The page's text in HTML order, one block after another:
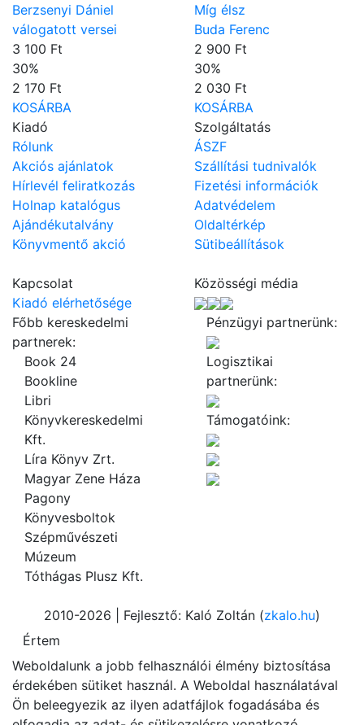
Berzsenyi Dániel
válogatott versei
3 100 Ft
30%
2 170 Ft
KOSÁRBA
Míg élsz
Buda Ferenc
2 900 Ft
30%
2 030 Ft
KOSÁRBA
Kiadó
Rólunk
Akciós ajánlatok
Hírlevél feliratkozás
Holnap katalógus
Ajándékutalvány
Könyvmentő akció
Szolgáltatás
ÁSZF
Szállítási tudnivalók
Fizetési információk
Adatvédelem
Oldaltérkép
Sütibeállítások
Kapcsolat
Kiadó elérhetősége
Közösségi média
Főbb kereskedelmi
partnerek:
Book 24
Bookline
Libri
Könyvkereskedelmi
Kft.
Líra Könyv Zrt.
Magyar Zene Háza
Pagony
Könyvesboltok
Szépművészeti
Múzeum
Tóthágas Plusz Kft.
Pénzügyi partnerünk:
Logisztikai
partnerünk:
Támogatóink:
2010-2026 | Fejlesztő: Kaló Zoltán (zkalo.hu)
Weboldalunk a jobb felhasználói élmény biztosítása
érdekében sütiket használ. A Weboldal használatával
Ön beleegyezik az ilyen adatfájlok fogadásába és